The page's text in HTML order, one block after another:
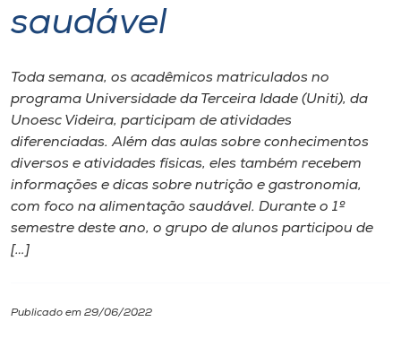
Portal de Ensino
A
Unoesc
Internacionalização
I.nova
Cultura
saudável
Toda semana, os acadêmicos matriculados no
programa Universidade da Terceira Idade (Uniti), da
Unoesc Videira, participam de atividades
diferenciadas. Além das aulas sobre conhecimentos
diversos e atividades físicas, eles também recebem
informações e dicas sobre nutrição e gastronomia,
com foco na alimentação saudável. Durante o 1º
semestre deste ano, o grupo de alunos participou de
[…]
Publicado em 29/06/2022